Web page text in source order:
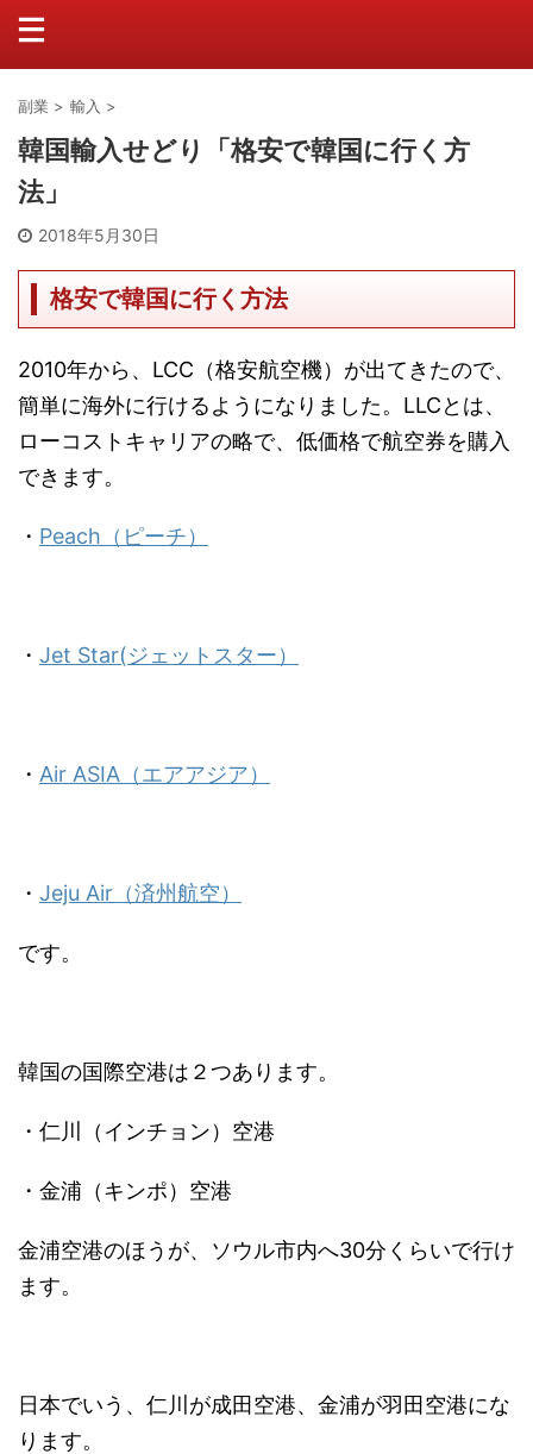
副業 > 輸入 >
韓国輸入せどり「格安で韓国に行く方
法」
2018年5月30日
格安で韓国に行く方法
2010年から、LCC（格安航空機）が出てきたので、
簡単に海外に行けるようになりました。LLCとは、
ローコストキャリアの略で、低価格で航空券を購入
できます。
・ Peach（ピーチ）
・ Jet Star(ジェットスター）
・ Air ASIA（エアアジア）
・ Jeju Air（済州航空）
です。
韓国の国際空港は２つあります。
・仁川（インチョン）空港
・金浦（キンポ）空港
金浦空港のほうが、ソウル市内へ30分くらいで行け
ます。
日本でいう、仁川が成田空港、金浦が羽田空港にな
ります。